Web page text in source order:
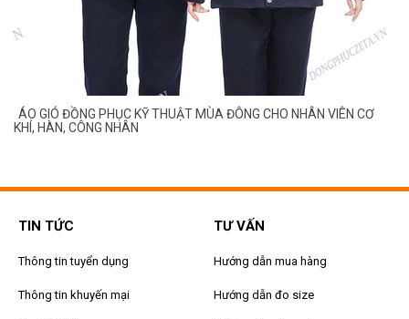
ÁO GIÓ ĐỒNG PHỤC KỸ THUẬT MÙA ĐÔNG CHO NHÂN VIÊN CƠ
KHÍ, HÀN, CÔNG NHÂN
TIN TỨC
Thông tin tuyển dụng
Thông tin khuyến mại
TƯ VẤN
Hướng dẫn mua hàng
Hướng dẫn đo size